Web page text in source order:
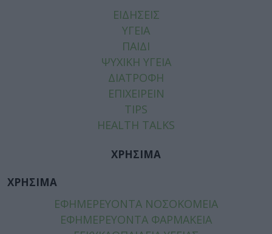
ΕΙΔΗΣΕΙΣ
ΥΓΕΙΑ
ΠΑΙΔΙ
ΨΥΧΙΚΗ ΥΓΕΙΑ
ΔΙΑΤΡΟΦΗ
ΕΠΙΧΕΙΡΕΙΝ
TIPS
HEALTH TALKS
ΧΡΗΣΙΜΑ
ΧΡΗΣΙΜΑ
ΕΦΗΜΕΡΕΥΟΝΤΑ ΝΟΣΟΚΟΜΕΙΑ
ΕΦΗΜΕΡΕΥΟΝΤΑ ΦΑΡΜΑΚΕΙΑ